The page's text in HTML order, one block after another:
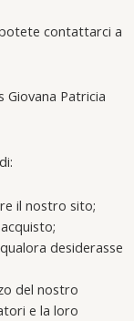
potete contattarci a
Giovana Patricia
il nostro sito;
desiderasse
del nostro
e la loro